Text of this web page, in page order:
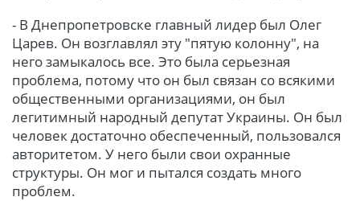
- В Днепропетровске главный лидер был Олег
Царев. Он возглавлял эту "пятую колонну", на
него замыкалось все. Это была серьезная
проблема, потому что он был связан со всякими
общественными организациями, он был
легитимный народный депутат Украины. Он был
человек достаточно обеспеченный, пользовался
авторитетом. У него были свои охранные
структуры. Он мог и пытался создать много
проблем.